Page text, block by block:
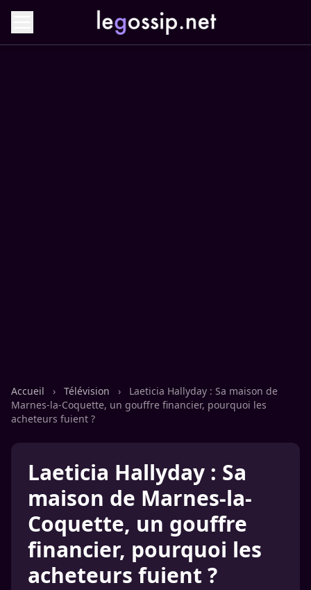
Accueil › Télévision ›
Laeticia Hallyday : Sa maison de
Marnes-la-Coquette, un gouffre financier, pourquoi les
acheteurs fuient ?
Laeticia Hallyday : Sa
maison de Marnes-la-
Coquette, un gouffre
financier, pourquoi les
acheteurs fuient ?